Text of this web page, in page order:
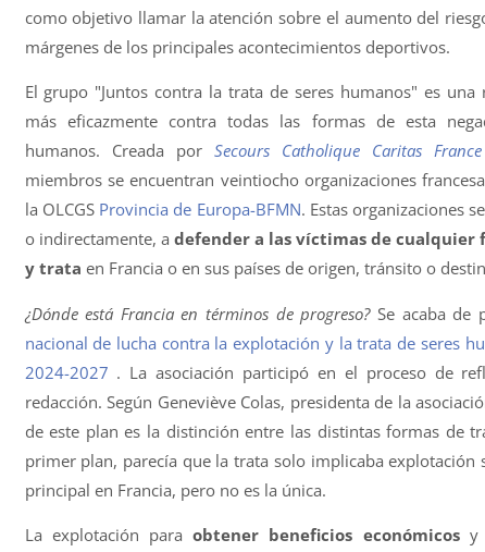
como objetivo llamar la atención sobre el aumento del
márgenes de los principales acontecimientos deportivos.
El grupo "Juntos contra la trata de seres humanos" es una
más eficazmente contra todas las formas de esta
humanos. Creada por Secours Catholique Caritas France
miembros se encuentran veintiocho organizaciones
la OLCGS Provincia de Europa-BFMN. Estas organizaciones
o indirectamente, a defender a las víctimas de cualquier
y trata en Francia o en sus países de origen, tránsito o
¿Dónde está Francia en términos de progreso?Se acaba de
nacional de lucha contra la explotación y la trata de seres
2024-2027 . La asociación participó en el proceso de
redacción. Según Geneviève Colas, presidenta de la
de este plan es la distinción entre las distintas formas de
primer plan, parecía que la trata solo implicaba explotación
principal en Francia, pero no es la única.
La explotación paraobtener beneficios económicosy